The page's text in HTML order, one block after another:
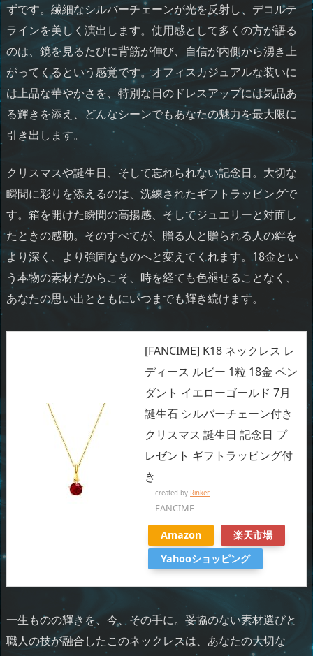
ずです。繊細なシルバーチェーンが光を反射し、デコルテ
ラインを美しく演出します。使用感として多くの方が語る
のは、鏡を見るたびに背筋が伸び、自信が内側から湧き上
がってくるという感覚です。オフィスカジュアルな装いに
は上品な華やかさを、特別な日のドレスアップには気品あ
る輝きを添え、どんなシーンでもあなたの魅力を最大限に
引き出します。
クリスマスや誕生日、そして忘れられない記念日。大切な
瞬間に彩りを添えるのは、洗練されたギフトラッピングで
す。箱を開けた瞬間の高揚感、そしてジュエリーと対面し
たときの感動。そのすべてが、贈る人と贈られる人の絆を
より深く、より強固なものへと変えてくれます。18金とい
う本物の素材だからこそ、時を経ても色褪せることなく、
あなたの思い出とともにいつまでも輝き続けます。
[FANCIME] K18 ネックレス レ
ディース ルビー 1粒 18金 ペン
ダント イエローゴールド 7月
誕生石 シルバーチェーン付き
クリスマス 誕生日 記念日 プ
レゼント ギフトラッピング付
き
created by Rinker
FANCIME
Amazon
楽天市場
Yahooショッピング
一生ものの輝きを、今、その手に。妥協のない素材選びと
職人の技が融合したこのネックレスは、あなたの大切な